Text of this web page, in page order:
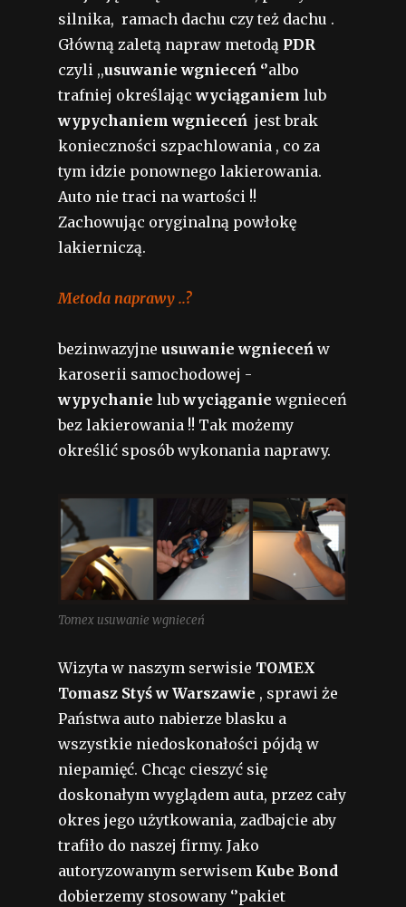
silnika, ramach dachu czy też dachu .
Główną zaletą napraw metodą PDR
czyli ,,usuwanie wgnieceń ‘’albo
trafniej określającwyciąganiem lub
wypychaniem wgnieceńjest brak
konieczności szpachlowania , co za
tym idzie ponownego lakierowania.
Auto nie traci na wartości !!
Zachowując oryginalną powłokę
lakierniczą.
Metoda naprawy ..?
bezinwazyjne usuwanie wgnieceńw
karoserii samochodowej -
wypychanie lubwyciąganie wgnieceń
bez lakierowania !! Tak możemy
określić sposób wykonania naprawy.
Tomex usuwanie wgnieceń
Wizyta w naszym serwisie TOMEX
Tomasz Styś w Warszawie , sprawi że
Państwa auto nabierze blasku a
wszystkie niedoskonałości pójdą w
niepamięć. Chcąc cieszyć się
doskonałym wyglądem auta, przez cały
okres jego użytkowania, zadbajcie aby
trafiło do naszej firmy. Jako
autoryzowanym serwisem Kube Bond
dobierzemy stosowany ‘’pakiet